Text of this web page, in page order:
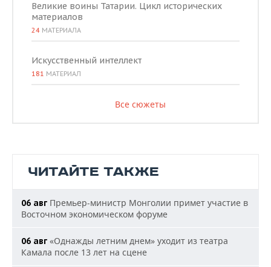
Великие воины Татарии. Цикл исторических
материалов
24 МАТЕРИАЛА
Искусственный интеллект
181 МАТЕРИАЛ
Все сюжеты
ЧИТАЙТЕ ТАКЖЕ
06 авг Премьер-министр Монголии примет участие в
Восточном экономическом форуме
06 авг «Однажды летним днем» уходит из театра
Камала после 13 лет на сцене